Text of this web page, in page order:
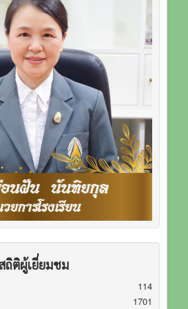
ถิติผู้เยี่ยมชม
114
1701